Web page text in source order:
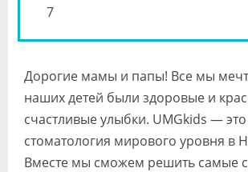
7
Дорогие мамы и папы! Все мы
наших детей были здоровые и
счастливые улыбки. UMGkids — это
стоматология мирового уровня в
Вместе мы сможем решить самые